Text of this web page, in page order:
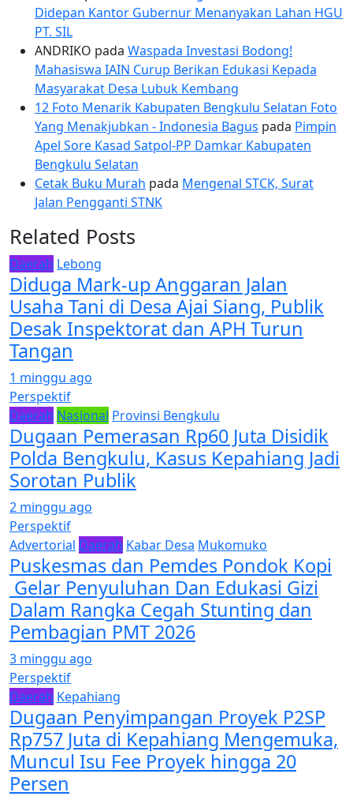
Didepan Kantor Gubernur Menanyakan Lahan HGU
PT. SIL
ANDRIKO pada Waspada Investasi Bodong!
Mahasiswa IAIN Curup Berikan Edukasi Kepada
Masyarakat Desa Lubuk Kembang
12 Foto Menarik Kabupaten Bengkulu Selatan Foto
Yang Menakjubkan - Indonesia Bagus pada Pimpin
Apel Sore Kasad Satpol-PP Damkar Kabupaten
Bengkulu Selatan
Cetak Buku Murah pada Mengenal STCK, Surat
Jalan Pengganti STNK
Related Posts
Daerah Lebong
Diduga Mark-up Anggaran Jalan
Usaha Tani di Desa Ajai Siang, Publik
Desak Inspektorat dan APH Turun
Tangan
1 minggu ago
Perspektif
Daerah Nasional Provinsi Bengkulu
Dugaan Pemerasan Rp60 Juta Disidik
Polda Bengkulu, Kasus Kepahiang Jadi
Sorotan Publik
2 minggu ago
Perspektif
Advertorial Daerah Kabar Desa Mukomuko
Puskesmas dan Pemdes Pondok Kopi
Gelar Penyuluhan Dan Edukasi Gizi
Dalam Rangka Cegah Stunting dan
Pembagian PMT 2026
3 minggu ago
Perspektif
Daerah Kepahiang
Dugaan Penyimpangan Proyek P2SP
Rp757 Juta di Kepahiang Mengemuka,
Muncul Isu Fee Proyek hingga 20
Persen